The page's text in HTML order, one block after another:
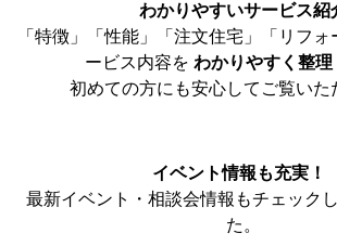
わかりやすいサービス紹
「特徴」「性能」「注文住宅」「リフ
ービス内容を わかりやすく整理
初めての方にも安心してご覧いた
イベント情報も充実！
最新イベント・相談会情報もチェック
た。